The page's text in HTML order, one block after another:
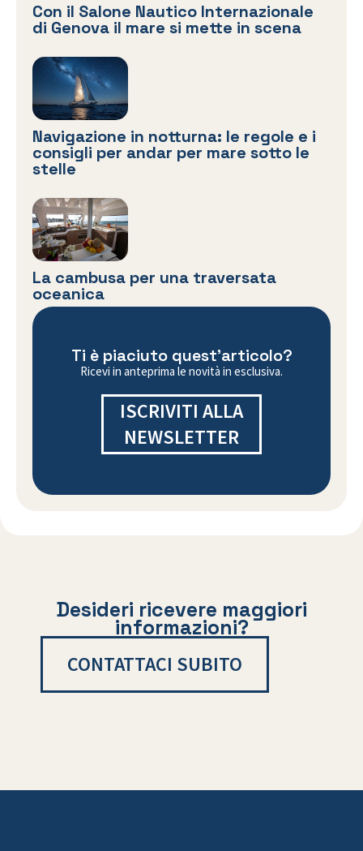
Con il Salone Nautico Internazionale
di Genova il mare si mette in scena
Navigazione in notturna: le regole e i
consigli per andar per mare sotto le
stelle
La cambusa per una traversata
oceanica
Ti è piaciuto quest'articolo?
Ricevi in anteprima le novità in esclusiva.
ISCRIVITI ALLA
NEWSLETTER
Desideri ricevere maggiori
informazioni?
CONTATTACI SUBITO